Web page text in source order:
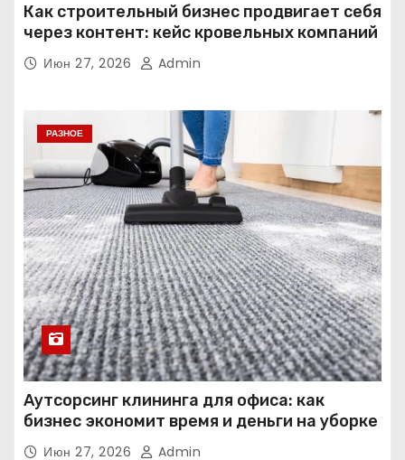
Как строительный бизнес продвигает себя
через контент: кейс кровельных компаний
Июн 27, 2026 Admin
РАЗНОЕ
Аутсорсинг клининга для офиса: как
бизнес экономит время и деньги на уборке
Июн 27, 2026 Admin